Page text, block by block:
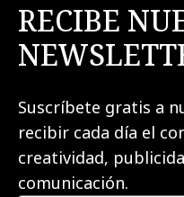
RECIBE
Suscríbete gratis a
recibir cada día el
creatividad,
comunicación.